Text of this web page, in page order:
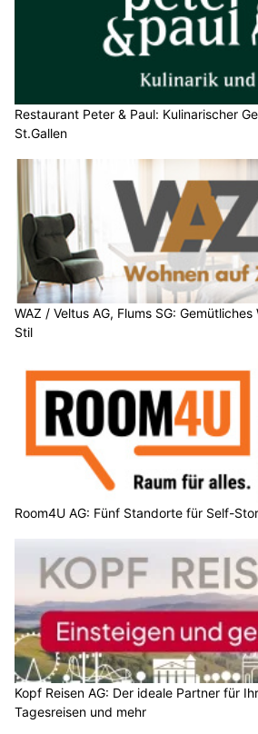
Restaurant Peter & Paul: Kulinarischer
St.Gallen
WAZ / Veltus AG, Flums SG:
Stil
Room4U AG: Fünf Standorte für Self-
Kopf Reisen AG: Der ideale Partner für
Tagesreisen und mehr